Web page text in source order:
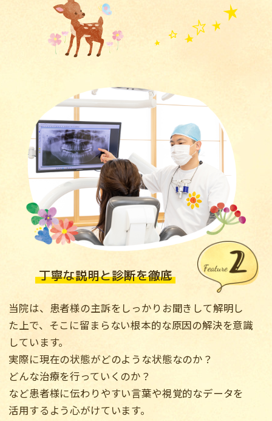
丁寧な説明と診断を徹底
当院は、患者様の主訴をしっかりお聞きして解明し
た上で、そこに留まらない根本的な原因の解決を意識
しています。
実際に現在の状態がどのような状態なのか？
どんな治療を行っていくのか？
など患者様に伝わりやすい言葉や視覚的なデータを
活用するよう心がけています。